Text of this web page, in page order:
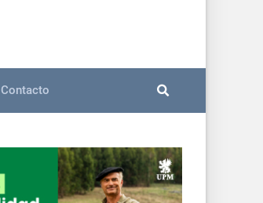
Contacto